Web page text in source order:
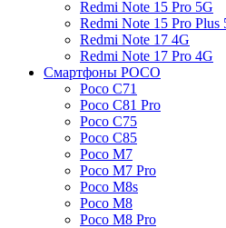
Redmi Note 15 Pro 5G
Redmi Note 15 Pro Plus
Redmi Note 17 4G
Redmi Note 17 Pro 4G
Смартфоны POCO
Poco C71
Poco C81 Pro
Poco C75
Poco C85
Poco M7
Poco M7 Pro
Poco M8s
Poco M8
Poco M8 Pro